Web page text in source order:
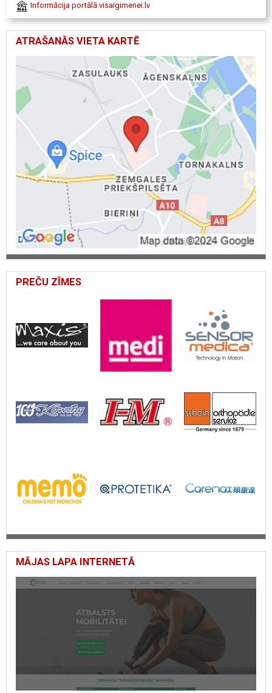
Informācija portālā visaigimenei.lv
ATRAŠANĀS VIETA KARTĒ
PREČU ZĪMES
MĀJAS LAPA INTERNETĀ